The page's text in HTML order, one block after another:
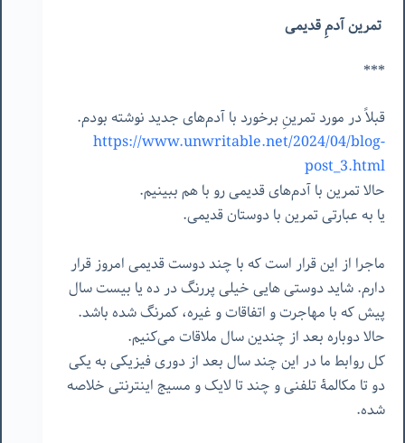
تمرین آدمِ قدیمی
***
قبلاً در مورد تمرینِ برخورد با آدم‌های جدید نوشته بودم.
https://www.unwritable.net/2024/04/blog-
post_3.html
حالا تمرین با آدم‌های قدیمی رو با هم ببینیم.
یا به عبارتی تمرین با دوستان قدیمی.
ماجرا از این قرار است که با چند دوست قدیمی امروز قرار
دارم. شاید دوستی هایی خیلی پررنگ در ده یا بیست سال
پیش که با مهاجرت و اتفاقات و غیره، کمرنگ شده باشد.
حالا دوباره بعد از چندین سال ملاقات می‌کنیم.
کل روابط ما در این چند سال بعد از دوری فیزیکی به یکی
دو تا مکالمۀ تلفنی و چند تا لایک و مسیج اینترنتی خلاصه
شده.